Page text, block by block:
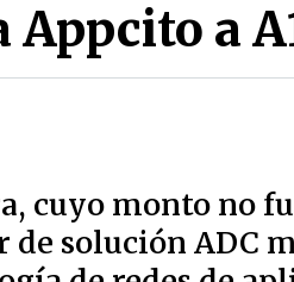
Appcito a
cuyo monto no
de solución ADC